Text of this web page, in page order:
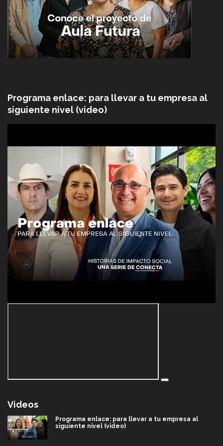
Programa enlace: para llevar a tu empresa al
siguiente nivel (video)
Videos
Programa enlace: para llevar a tu empresa al
siguiente nivel (video)